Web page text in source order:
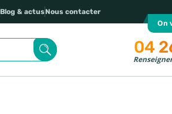
Blog & actusNous contacter
On
04